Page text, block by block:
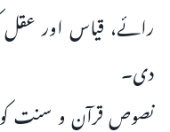
رائے، قیاس اور عقل
دی۔
نصوص قرآن و سنت کو